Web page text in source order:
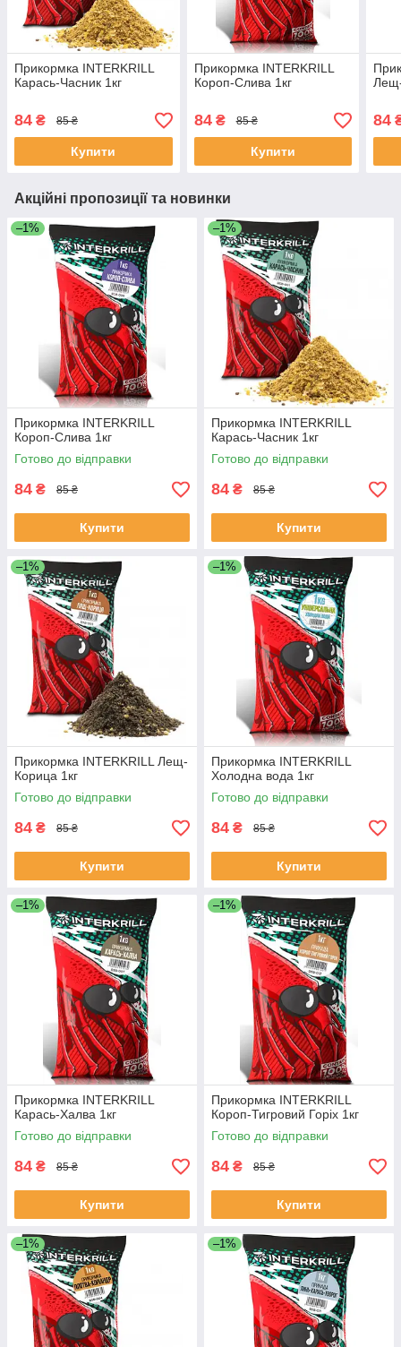
Прикормка INTERKRILL
Карась-Часник 1кг
84 ₴ 85 ₴
Купити
Прикормка INTERKRILL
Короп-Слива 1кг
84₴ 85 ₴
Купити
84
Акційні пропозиції та новинки
–1%
Прикормка INTERKRILL
Короп-Слива 1кг
Готово до відправки
84 ₴ 85 ₴
Купити
–1%
Прикормка INTERKRILL
Карась-Часник 1кг
Готово до відправки
84 ₴ 85 ₴
Купити
–1%
Прикормка INTERKRILL Лещ-
Корица 1кг
Готово до відправки
84 ₴ 85 ₴
Купити
–1%
Прикормка INTERKRILL
Холодна вода 1кг
Готово до відправки
84 ₴ 85 ₴
Купити
–1%
Прикормка INTERKRILL
Карась-Халва 1кг
Готово до відправки
84 ₴ 85 ₴
Купити
–1%
Прикормка INTERKRILL
Короп-Тигровий Горіх 1кг
Готово до відправки
84 ₴ 85 ₴
Купити
–1% –1%